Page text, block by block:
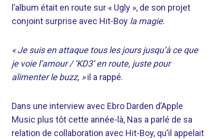
l’album était en route sur « Ugly », de son projet
conjoint surprise avec Hit-Boy la magie.
« Je suis en attaque tous les jours jusqu’à ce que
je voie l’amour / ‘KD3’ en route, juste pour
alimenter le buzz, »il a rappé.
Dans une interview avec Ebro Darden d’Apple
Music plus tôt cette année-là, Nas a parlé de sa
relation de collaboration avec Hit-Boy, qu’il appelait